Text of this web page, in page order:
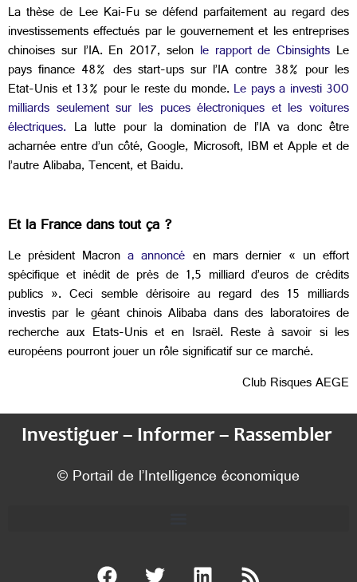
La thèse de Lee Kai-Fu se défend parfaitement au regard des
investissements effectués par le gouvernement et les entreprises
chinoises sur l’IA. En 2017, selon le rapport de Cbinsights Le
pays finance 48% des start-ups sur l’IA contre 38% pour les
Etat-Unis et 13% pour le reste du monde.Le pays a investi 300
milliards seulement sur les puces électroniques et les voitures
électriques. La lutte pour la domination de l’IA va donc être
acharnée entre d’un côté, Google, Microsoft, IBM et Apple et de
l’autre Alibaba, Tencent, et Baidu.
Et la France dans tout ça ?
Le président Macrona annoncé en mars dernier « un effort
spécifique et inédit de près de 1,5 milliard d’euros de crédits
publics ». Ceci semble dérisoire au regard des 15 milliards
investis par le géant chinois Alibaba dans des laboratoires de
recherche aux Etats-Unis et en Israël. Reste à savoir si les
européens pourront jouer un rôle significatif sur ce marché.
Club Risques AEGE
Investiguer – Informer – Rassembler
© Portail de l’Intelligence économique